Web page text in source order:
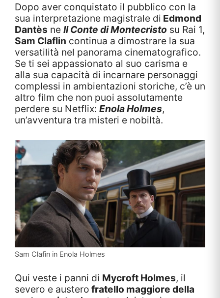
Dopo aver conquistato il pubblico con la
sua interpretazione magistrale di Edmond
Dantès ne Il Conte di Montecristo su Rai 1,
Sam Claflin continua a dimostrare la sua
versatilità nel panorama cinematografico.
Se ti sei appassionato al suo carisma e
alla sua capacità di incarnare personaggi
complessi in ambientazioni storiche, c’è un
altro film che non puoi assolutamente
perdere su Netflix: Enola Holmes,
un’avventura tra misteri e nobiltà.
Sam Clafin in Enola Holmes
Qui veste i panni di Mycroft Holmes, il
severo e austero fratello maggiore della